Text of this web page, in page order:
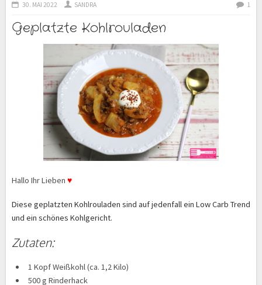
30. MAI 2022 SANDRA 1
Geplatzte Kohlrouladen
Hallo Ihr Lieben ♥
Diese geplatzten Kohlrouladen sind auf jedenfall ein Low Carb Trend
und ein schönes Kohlgericht.
Zutaten:
1 Kopf Weißkohl (ca. 1,2 Kilo)
500 g Rinderhack